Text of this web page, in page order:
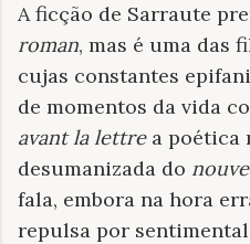
A ficção de Sarraute
roman, mas é uma das
cujas constantes
de momentos da vida
avant la lettrea poética
desumanizada do
fala, embora na hora
repulsa por